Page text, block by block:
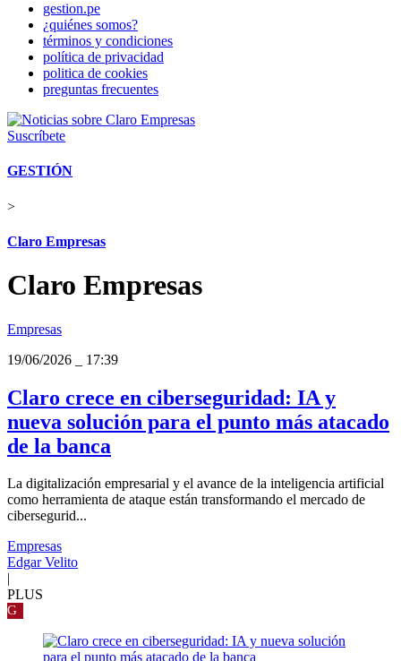
gestion.pe
¿quiénes somos?
términos y condiciones
política de privacidad
politica de cookies
preguntas frecuentes
Suscríbete
GESTIÓN
>
Claro Empresas
Claro Empresas
Empresas
19/06/2026
17:39
Claro crece en ciberseguridad: IA y
nueva solución para el punto más atacado
de la banca
La digitalización empresarial y el avance de la inteligencia artificial
como herramienta de ataque están transformando el mercado de
cibersegurid...
Empresas
Edgar Velito
PLUS
G